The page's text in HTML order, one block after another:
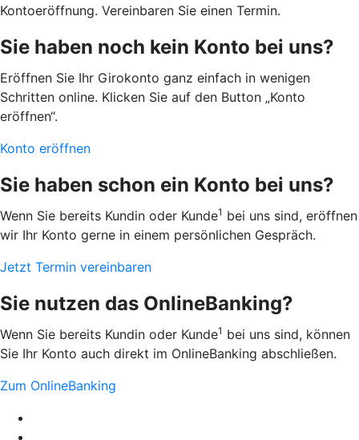
Kontoeröffnung. Vereinbaren Sie einen Termin.
Sie haben noch kein Konto bei uns?
Eröffnen Sie Ihr Girokonto ganz einfach in wenigen
Schritten online. Klicken Sie auf den Button „Konto
eröffnen“.
Konto eröffnen
Sie haben schon ein Konto bei uns?
Wenn Sie bereits Kundin oder Kunde1 bei uns sind, eröffnen
wir Ihr Konto gerne in einem persönlichen Gespräch.
Jetzt Termin vereinbaren
Sie nutzen das OnlineBanking?
Wenn Sie bereits Kundin oder Kunde1 bei uns sind, können
Sie Ihr Konto auch direkt im OnlineBanking abschließen.
Zum OnlineBanking